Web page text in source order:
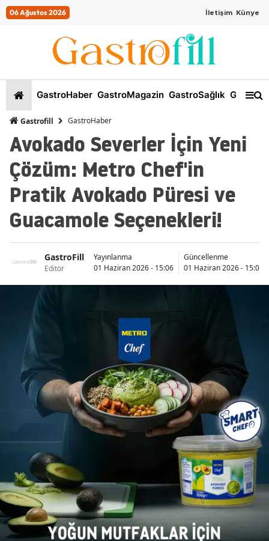
06 Ağustos 2026 İletişim Künye
GastroHaber GastroMagazin GastroSağlık
Gastrofill GastroHaber
Avokado Severler İçin Yeni
Çözüm: Metro Chef'in
Pratik Avokado Püresi ve
Guacamole Seçenekleri!
GastroFill
Editör
Yayınlanma
01 Haziran 2026 - 15:06
Güncellenme
01 Haziran 2026 - 15:07